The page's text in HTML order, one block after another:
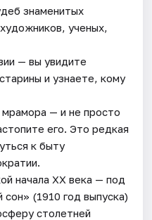
знаменитых
ученых,
— вы увидите
и узнаете, кому
мрамора — и не просто
его. Это редкая
к быту
начала XX века — под
сон» (1910 год выпуска)
столетней